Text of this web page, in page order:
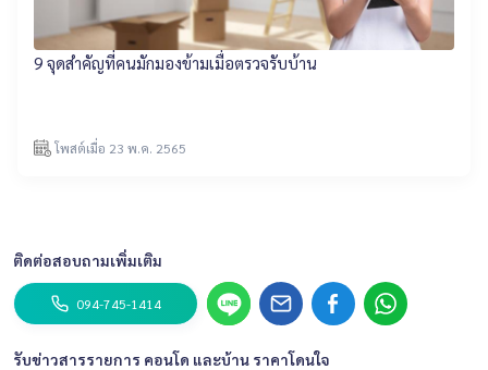
9 จุดสำคัญที่คนมักมองข้ามเมื่อตรวจรับบ้าน
โพสต์เมื่อ 23 พ.ค. 2565
ติดต่อสอบถามเพิ่มเติม
094-745-1414
รับข่าวสารรายการ คอนโด และบ้าน ราคาโดนใจ